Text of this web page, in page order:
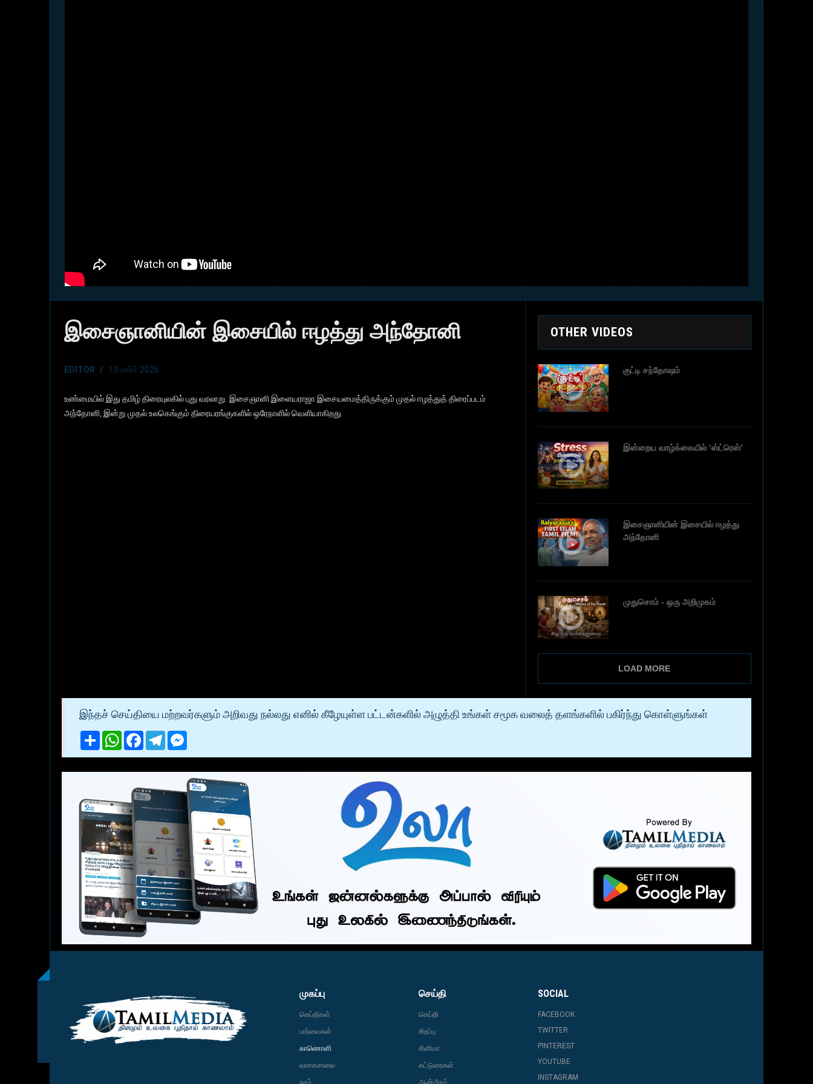
இசைஞானியின் இசையில் ஈழத்து அந்தோனி
EDITOR 13 மார்ச் 2026
உண்மையில் இது தமிழ் திரையுலகில் புது வரலாறு. இசைஞானி இளையராஜா இசையமைத்திருக்கும் முதல் ஈழத்துத் திரைப்படம்
அந்தோனி, இன்று முதல் உலகெங்கும் திரையரங்குகளில் ஒரேநாளில் வெளியாகிறது.
OTHER VIDEOS
குட்டி சந்தோஷம்
இன்றைய வாழ்க்கையில் ‘ஸ்ட்ரெஸ்’
இசைஞானியின் இசையில் ஈழத்து
அந்தோனி
முதுசொம் - ஒரு அறிமுகம்
LOAD MORE
இந்தச் செய்தியை மற்றவர்களும் அறிவது நல்லது எனில் கீழேயுள்ள பட்டன்களில் அழுத்தி உங்கள் சமூக வலைத் தளங்களில் பகிர்ந்து கொள்ளுங்கள்
ShareWhatsApp
Facebook
Telegram
முகப்பு
செய்திகள்
பார்வைகள்
காணொளி
வாசகசாலை
நாம்
செய்தி
செய்தி
சிறப்பு
சினிமா
கட்டுரைகள்
ஆன்மீகம்
SOCIAL
FACEBOOK
TWITTER
PINTEREST
YOUTUBE
INSTAGRAM